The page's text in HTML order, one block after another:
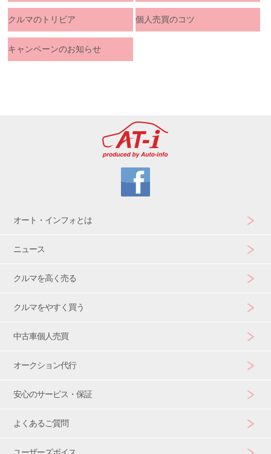
クルマのトリビア 個人売買のコツ
キャンペーンのお知らせ
オート・インフォとは
ニュース
クルマを高く売る
クルマをやすく買う
中古車個人売買
オークション代行
安心のサービス・保証
よくあるご質問